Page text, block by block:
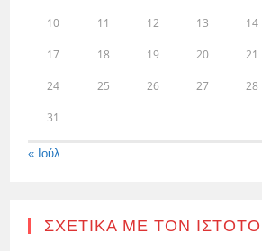
10 11 12 13 14
17 18 19 20 21
24 25 26 27 28
31
« Ιούλ
ΣΧΕΤΙΚΆ ΜΕ ΤΟΝ